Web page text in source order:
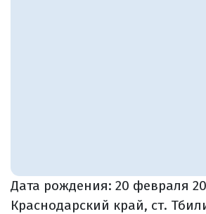
Дата рождения: 20 февраля
Краснодарский край, ст.